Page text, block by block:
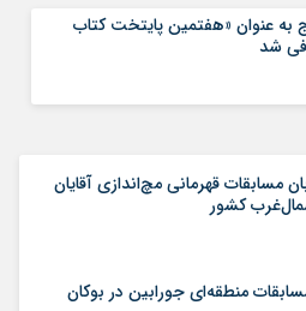
به عنوان «هفتمین پایتخت کتاب
شد
مسابقات قهرمانی مچ‌اندازی آقایان
کشور
منطقه‌ای جورابین در بوکان